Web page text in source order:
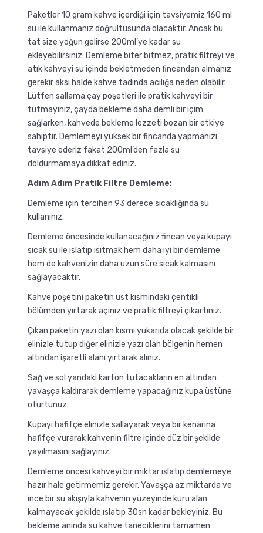
Paketler 10 gram kahve içerdiği için tavsiyemiz 160 ml
su ile kullanmanız doğrultusunda olacaktır. Ancak bu
tat size yoğun gelirse 200ml’ye kadar su
ekleyebilirsiniz. Demleme biter bitmez, pratik filtreyi ve
atık kahveyi su içinde bekletmeden fincandan almanız
gerekir aksi halde kahve tadında acılığa neden olabilir.
Lütfen sallama çay poşetleri ile pratik kahveyi bir
tutmayınız, çayda bekleme daha demli bir içim
sağlarken, kahvede bekleme lezzeti bozan bir etkiye
sahiptir. Demlemeyi yüksek bir fincanda yapmanızı
tavsiye ederiz fakat 200ml’den fazla su
doldurmamaya dikkat ediniz.
Adım Adım Pratik Filtre Demleme:
Demleme için tercihen 93 derece sıcaklığında su
kullanınız.
Demleme öncesinde kullanacağınız fincan veya kupayı
sıcak su ile ıslatıp ısıtmak hem daha iyi bir demleme
hem de kahvenizin daha uzun süre sıcak kalmasını
sağlayacaktır.
Kahve poşetini paketin üst kısmındaki çentikli
bölümden yırtarak açınız ve pratik filtreyi çıkartınız.
Çıkan paketin yazı olan kısmı yukarıda olacak şekilde bir
elinizle tutup diğer elinizle yazı olan bölgenin hemen
altından işaretli alanı yırtarak alınız.
Sağ ve sol yandaki karton tutacakların en altından
yavaşça kaldırarak demleme yapacağınız kupa üstüne
oturtunuz.
Kupayı hafifçe elinizle sallayarak veya bir kenarına
hafifçe vurarak kahvenin filtre içinde düz bir şekilde
yayılmasını sağlayınız.
Demleme öncesi kahveyi bir miktar ıslatıp demlemeye
hazır hale getirmemiz gerekir. Yavaşça az miktarda ve
ince bir su akışıyla kahvenin yüzeyinde kuru alan
kalmayacak şekilde ıslatıp 30sn kadar bekleyiniz. Bu
bekleme anında su kahve taneciklerini tamamen